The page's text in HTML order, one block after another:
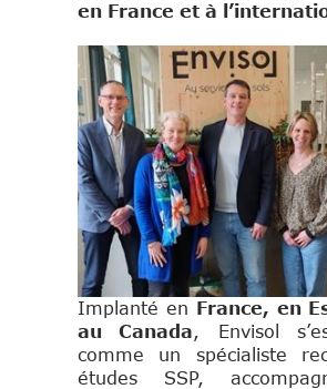
en France et à
Implanté en France, en
au Canada, Envisol
comme un spécialiste
études SSP,